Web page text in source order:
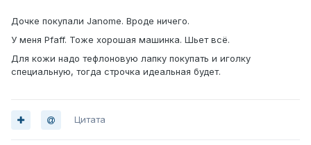
Дочке покупали Janome. Вроде ничего.
У меня Pfaff. Тоже хорошая машинка. Шьет всё.
Для кожи надо тефлоновую лапку покупать и иголку
специальную, тогда строчка идеальная будет.
Цитата